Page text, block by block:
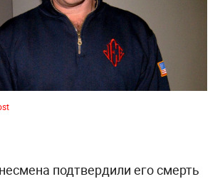
подтвердили его смерть